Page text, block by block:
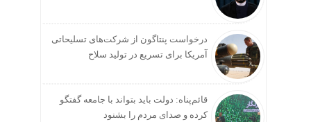
درخواست پنتاگون از شرکت‌های تسلیحاتی
آمریکا برای تسریع در تولید سلاح
قائم‌پناه: دولت باید بتواند با جامعه گفتگو
کرده و صدای مردم را بشنود